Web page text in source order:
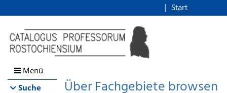
Browsen
direkt zum Inhalt
Start
Menü
Suche
Über Fachgebiete browsen